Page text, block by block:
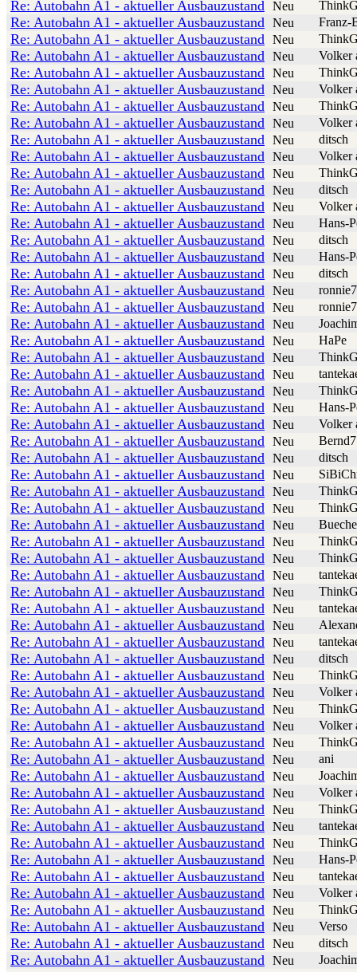
Re: Autobahn A1 - aktueller Ausbauzustand Neu
Re: Autobahn A1 - aktueller Ausbauzustand Neu Franz-
Re: Autobahn A1 - aktueller Ausbauzustand Neu
Re: Autobahn A1 - aktueller Ausbauzustand Neu Volker
Re: Autobahn A1 - aktueller Ausbauzustand Neu
Re: Autobahn A1 - aktueller Ausbauzustand Neu Volker
Re: Autobahn A1 - aktueller Ausbauzustand Neu
Re: Autobahn A1 - aktueller Ausbauzustand Neu Volker
Re: Autobahn A1 - aktueller Ausbauzustand Neu ditsch
Re: Autobahn A1 - aktueller Ausbauzustand Neu Volker
Re: Autobahn A1 - aktueller Ausbauzustand Neu
Re: Autobahn A1 - aktueller Ausbauzustand Neu ditsch
Re: Autobahn A1 - aktueller Ausbauzustand Neu Volker
Re: Autobahn A1 - aktueller Ausbauzustand Neu Hans-
Re: Autobahn A1 - aktueller Ausbauzustand Neu ditsch
Re: Autobahn A1 - aktueller Ausbauzustand Neu Hans-
Re: Autobahn A1 - aktueller Ausbauzustand Neu ditsch
Re: Autobahn A1 - aktueller Ausbauzustand Neu
Re: Autobahn A1 - aktueller Ausbauzustand Neu
Re: Autobahn A1 - aktueller Ausbauzustand Neu
Re: Autobahn A1 - aktueller Ausbauzustand Neu HaPe
Re: Autobahn A1 - aktueller Ausbauzustand Neu
Re: Autobahn A1 - aktueller Ausbauzustand Neu
Re: Autobahn A1 - aktueller Ausbauzustand Neu
Re: Autobahn A1 - aktueller Ausbauzustand Neu Hans-
Re: Autobahn A1 - aktueller Ausbauzustand Neu Volker
Re: Autobahn A1 - aktueller Ausbauzustand Neu
Re: Autobahn A1 - aktueller Ausbauzustand Neu ditsch
Re: Autobahn A1 - aktueller Ausbauzustand Neu
Re: Autobahn A1 - aktueller Ausbauzustand Neu
Re: Autobahn A1 - aktueller Ausbauzustand Neu
Re: Autobahn A1 - aktueller Ausbauzustand Neu
Re: Autobahn A1 - aktueller Ausbauzustand Neu
Re: Autobahn A1 - aktueller Ausbauzustand Neu
Re: Autobahn A1 - aktueller Ausbauzustand Neu
Re: Autobahn A1 - aktueller Ausbauzustand Neu
Re: Autobahn A1 - aktueller Ausbauzustand Neu
Re: Autobahn A1 - aktueller Ausbauzustand Neu
Re: Autobahn A1 - aktueller Ausbauzustand Neu
Re: Autobahn A1 - aktueller Ausbauzustand Neu ditsch
Re: Autobahn A1 - aktueller Ausbauzustand Neu
Re: Autobahn A1 - aktueller Ausbauzustand Neu Volker
Re: Autobahn A1 - aktueller Ausbauzustand Neu
Re: Autobahn A1 - aktueller Ausbauzustand Neu Volker
Re: Autobahn A1 - aktueller Ausbauzustand Neu
Re: Autobahn A1 - aktueller Ausbauzustand Neu ani
Re: Autobahn A1 - aktueller Ausbauzustand Neu
Re: Autobahn A1 - aktueller Ausbauzustand Neu Volker
Re: Autobahn A1 - aktueller Ausbauzustand Neu
Re: Autobahn A1 - aktueller Ausbauzustand Neu
Re: Autobahn A1 - aktueller Ausbauzustand Neu
Re: Autobahn A1 - aktueller Ausbauzustand Neu Hans-
Re: Autobahn A1 - aktueller Ausbauzustand Neu
Re: Autobahn A1 - aktueller Ausbauzustand Neu Volker
Re: Autobahn A1 - aktueller Ausbauzustand Neu
Re: Autobahn A1 - aktueller Ausbauzustand Neu Verso
Re: Autobahn A1 - aktueller Ausbauzustand Neu ditsch
Re: Autobahn A1 - aktueller Ausbauzustand Neu